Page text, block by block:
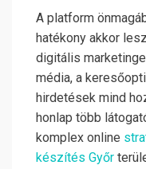
A platform
hatékony akkor
digitális
média, a
hirdetések mind
honlap több
komplex online
készítés Győr